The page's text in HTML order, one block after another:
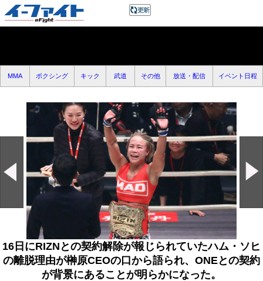
MMA ボクシング キック 武道 その他 放送・配信 イベント日程
16日にRIZNとの契約解除が報じられていたハム・ソヒ
の離脱理由が榊原CEOの口から語られ、ONEとの契約
が背景にあることが明らかになった。